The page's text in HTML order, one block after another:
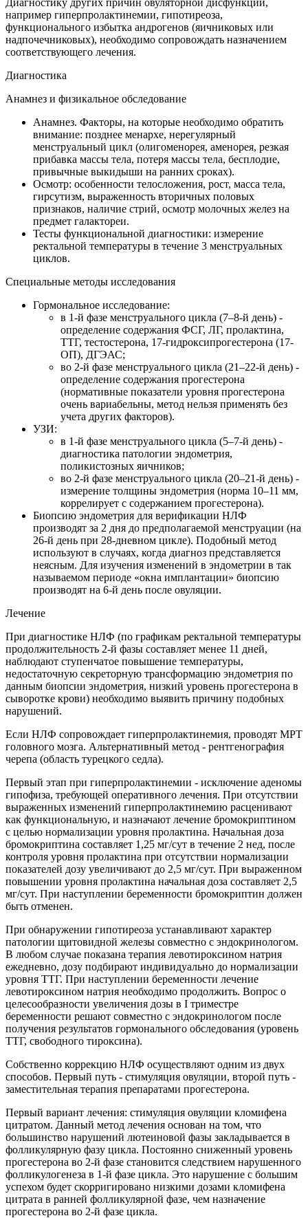
например гиперпролактинемии, гипотиреоза,
функционального избытка андрогенов (яичниковых или
надпочечниковых), необходимо сопровождать назначением
соответствующего лечения.
Диагностика
Анамнез и физикальное обследование
Анамнез. Факторы, на которые необходимо обратить
внимание: позднее менархе, нерегулярный
менструальный цикл (олигоменорея, аменорея, резкая
прибавка массы тела, потеря массы тела, бесплодие,
привычные выкидыши на ранних сроках).
Осмотр: особенности телосложения, рост, масса тела,
гирсутизм, выраженность вторичных половых
признаков, наличие стрий, осмотр молочных желез на
предмет галактореи.
Тесты функциональной диагностики: измерение
ректальной температуры в течение 3 менструальных
циклов.
Специальные методы исследования
Гормональное исследование:
в 1-й фазе менструального цикла (7–8-й день) -
определение содержания ФСГ, ЛГ, пролактина,
ТТГ, тестостерона, 17-гидроксипрогестерона (17-
ОП), ДГЭАС;
во 2-й фазе менструального цикла (21–22-й день) -
определение содержания прогестерона
(нормативные показатели уровня прогестерона
очень вариабельны, метод нельзя применять без
учета других факторов).
УЗИ:
в 1-й фазе менструального цикла (5–7-й день) -
диагностика патологии эндометрия,
поликистозных яичников;
во 2-й фазе менструального цикла (20–21-й день) -
измерение толщины эндометрия (норма 10–11 мм,
коррелирует с содержанием прогестерона).
Биопсию эндометрия для верификации НЛФ
производят за 2 дня до предполагаемой менструации (на
26-й день при 28-дневном цикле). Подобный метод
используют в случаях, когда диагноз представляется
неясным. Для изучения изменений в эндометрии в так
называемом периоде «окна имплантации» биопсию
производят на 6-й день после овуляции.
Лечение
При диагностике НЛФ (по графикам ректальной температуры
продолжительность 2-й фазы составляет менее 11 дней,
наблюдают ступенчатое повышение температуры,
недостаточную секреторную трансформацию эндометрия по
данным биопсии эндометрия, низкий уровень прогестерона в
сыворотке крови) необходимо выявить причину подобных
нарушений.
Если НЛФ сопровождает гиперпролактинемия, проводят МРТ
головного мозга. Альтернативный метод - рентгенография
черепа (область турецкого седла).
Первый этап при гиперпролактинемии - исключение аденомы
гипофиза, требующей оперативного лечения. При отсутствии
выраженных изменений гиперпролактинемию расценивают
как функциональную, и назначают лечение бромокриптином
с целью нормализации уровня пролактина. Начальная доза
бромокриптина составляет 1,25 мг/сут в течение 2 нед, после
контроля уровня пролактина при отсутствии нормализации
показателей дозу увеличивают до 2,5 мг/сут. При выраженном
повышении уровня пролактина начальная доза составляет 2,5
мг/сут. При наступлении беременности бромокриптин должен
быть отменен.
При обнаружении гипотиреоза устанавливают характер
патологии щитовидной железы совместно с эндокринологом.
В любом случае показана терапия левотироксином натрия
ежедневно, дозу подбирают индивидуально до нормализации
уровня ТТГ. При наступлении беременности лечение
левотироксином натрия необходимо продолжить. Вопрос о
целесообразности увеличения дозы в I триместре
беременности решают совместно с эндокринологом после
получения результатов гормонального обследования (уровень
ТТГ, свободного тироксина).
Собственно коррекцию НЛФ осуществляют одним из двух
способов. Первый путь - стимуляция овуляции, второй путь -
заместительная терапия препаратами прогестерона.
Первый вариант лечения: стимуляция овуляции кломифена
цитратом. Данный метод лечения основан на том, что
большинство нарушений лютеиновой фазы закладывается в
фолликулярную фазу цикла. Постоянно сниженный уровень
прогестерона во 2-й фазе становится следствием нарушенного
фолликулогенеза в 1-й фазе цикла. Это нарушение с большим
успехом будет скорригировано низкими дозами кломифена
цитрата в ранней фолликулярной фазе, чем назначение
прогестерона во 2-й фазе цикла.